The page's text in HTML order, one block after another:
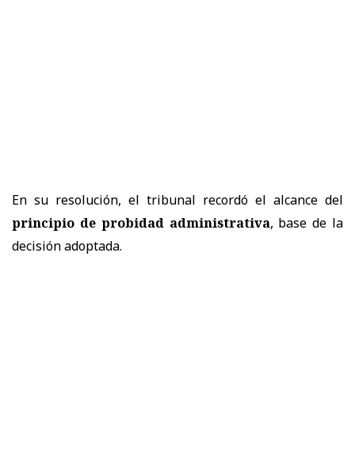
En su resolución, el tribunal recordó el alcance del
principio de probidad administrativa, base de la
decisión adoptada.